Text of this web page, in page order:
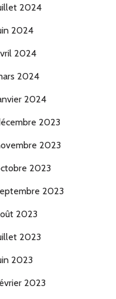
2024
2024
2024
2024
2024
2023
2023
2023
2023
2023
2023
2023
2023